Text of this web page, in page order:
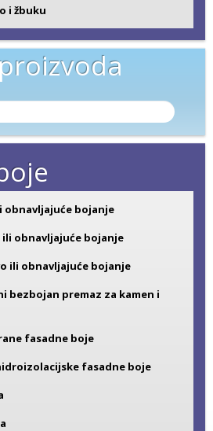
i žbuku
obnavljajuće bojanje
obnavljajuće bojanje
ili obnavljajuće bojanje
bezbojan premaz za kamen i
fasadne boje
fasadne boje